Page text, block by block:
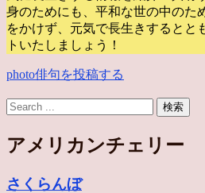
身のためにも、平和な世の中のた
をかけず、元気で長生きするとと
トいたしましょう！
photo俳句を投稿する
アメリカンチェリー
さくらんぼ